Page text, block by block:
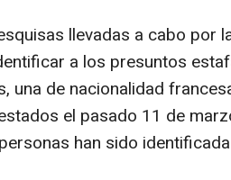
llevadas a cabo por
a los presuntos
una de nacionalidad
el pasado 11 de
han sido